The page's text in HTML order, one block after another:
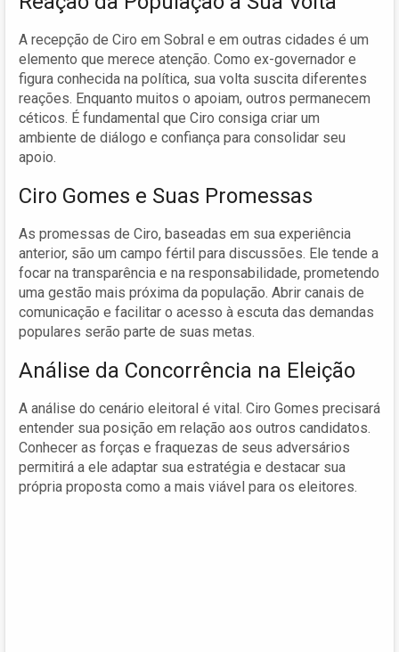
A recepção de Ciro em Sobral e em outras cidades é um
elemento que merece atenção. Como ex-governador e
figura conhecida na política, sua volta suscita diferentes
reações. Enquanto muitos o apoiam, outros permanecem
céticos. É fundamental que Ciro consiga criar um
ambiente de diálogo e confiança para consolidar seu
apoio.
Ciro Gomes e Suas Promessas
As promessas de Ciro, baseadas em sua experiência
anterior, são um campo fértil para discussões. Ele tende a
focar na transparência e na responsabilidade, prometendo
uma gestão mais próxima da população. Abrir canais de
comunicação e facilitar o acesso à escuta das demandas
populares serão parte de suas metas.
Análise da Concorrência na Eleição
A análise do cenário eleitoral é vital. Ciro Gomes precisará
entender sua posição em relação aos outros candidatos.
Conhecer as forças e fraquezas de seus adversários
permitirá a ele adaptar sua estratégia e destacar sua
própria proposta como a mais viável para os eleitores.